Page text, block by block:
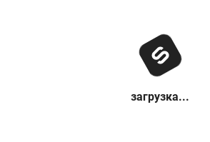
загрузка...